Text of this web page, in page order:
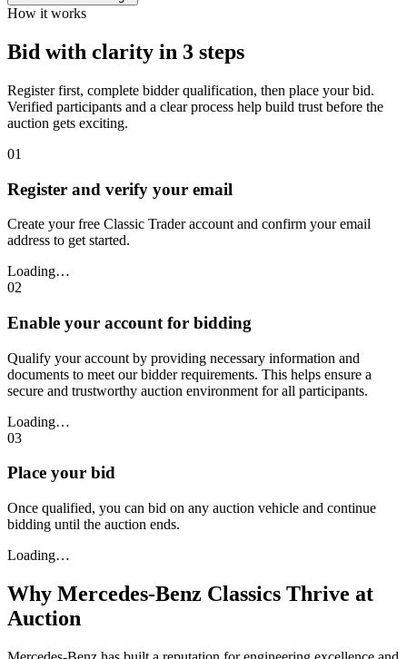
How it works
Bid with clarity in 3 steps
Register first, complete bidder qualification, then place your bid.
Verified participants and a clear process help build trust before the
auction gets exciting.
01
Register and verify your email
Create your free Classic Trader account and confirm your email
address to get started.
Loading…
02
Enable your account for bidding
Qualify your account by providing necessary information and
documents to meet our bidder requirements. This helps ensure a
secure and trustworthy auction environment for all participants.
Loading…
03
Place your bid
Once qualified, you can bid on any auction vehicle and continue
bidding until the auction ends.
Loading…
Why Mercedes-Benz Classics Thrive at
Auction